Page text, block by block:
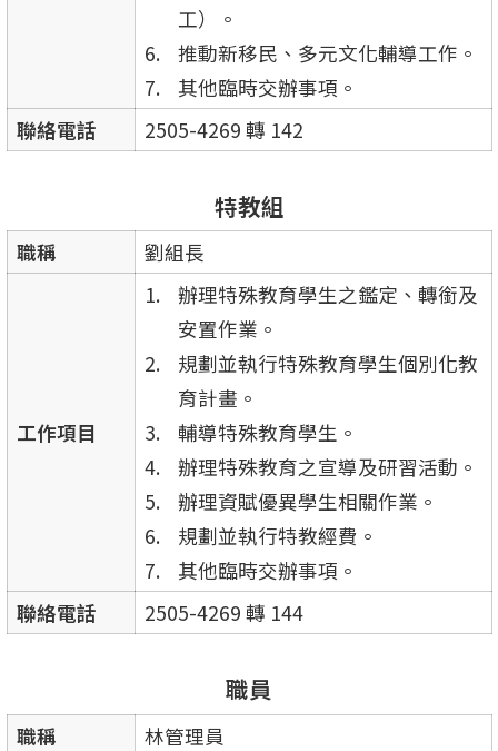
工）。
推動新移民、多元文化輔導工作。
其他臨時交辦事項。
聯絡電話
2505-4269 轉 142
特教組
職稱 劉組長
工作項目
辦理特殊教育學生之鑑定、轉銜及
安置作業。
規劃並執行特殊教育學生個別化教
育計畫。
輔導特殊教育學生。
辦理特殊教育之宣導及研習活動。
辦理資賦優異學生相關作業。
規劃並執行特教經費。
其他臨時交辦事項。
聯絡電話
2505-4269 轉 144
職員
職稱 林管理員